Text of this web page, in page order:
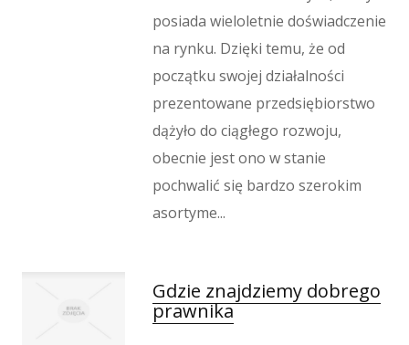
Strony Internetowe
Kontakt
posiada wieloletnie doświadczenie
na rynku. Dzięki temu, że od
początku swojej działalności
prezentowane przedsiębiorstwo
dążyło do ciągłego rozwoju,
obecnie jest ono w stanie
pochwalić się bardzo szerokim
asortyme...
Gdzie znajdziemy dobrego
prawnika